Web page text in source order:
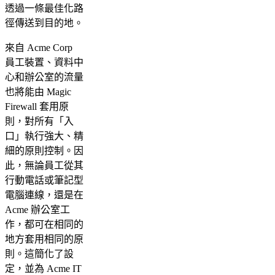
透過一條最佳化路
徑傳送到目的地。
來自 Acme Corp
員工裝置、資料中
心和辦公室的流量
也將能由 Magic
Firewall 套用原
則，對所有「入
口」執行強大、精
細的原則控制。因
此，無論員工從其
行動電話或筆記型
電腦連線，還是在
Acme 辦公室工
作，都可在相同的
地方套用相同的原
則。這簡化了設
定，並為 Acme IT